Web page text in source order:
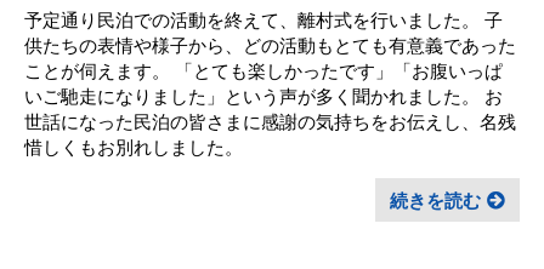
予定通り民泊での活動を終えて、離村式を行いました。 子
供たちの表情や様子から、どの活動もとても有意義であった
ことが伺えます。 「とても楽しかったです」「お腹いっぱ
いご馳走になりました」という声が多く聞かれました。 お
世話になった民泊の皆さまに感謝の気持ちをお伝えし、名残
惜しくもお別れしました。
続きを読む